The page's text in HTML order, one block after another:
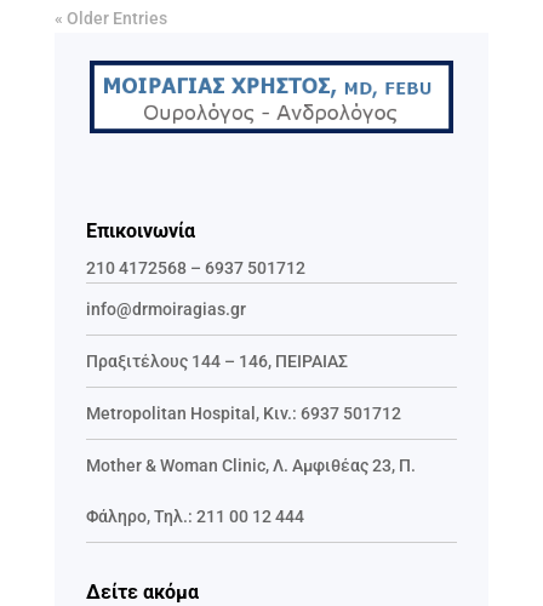
« Older Entries
Επικοινωνία
210 4172568– 6937 501712
info@drmoiragias.gr
Πραξιτέλους 144 – 146, ΠΕΙΡΑΙΑΣ
Metropolitan Hospital, Κιν.: 6937 501712
Mother & Woman Clinic,Λ. Αμφιθέας 23, Π.
Φάληρο,Τηλ.: 211 00 12 444
Δείτε ακόμα